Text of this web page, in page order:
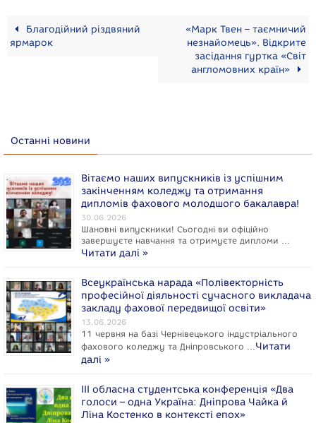
Благодійний різдвяний
ярмарок
«Марк Твен – таємничий
незнайомець». Відкрите
засідання гуртка «Світ
англомовних країн»
Останні новини
Вітаємо наших випускників із успішним
закінченням коледжу та отримання
дипломів фахового молодшого бакалавра!
30.06.2026
Шановні випускники! Сьогодні ви офіційно
завершуєте навчання та отримуєте дипломи …
Читати далі »
Всеукраїнська нарада «Полівекторність
професійної діяльності сучасного викладача
закладу фахової передвищої освіти»
13.06.2026
11 червня на базі Чернівецького індустріального
фахового коледжу та Дніпровського …Читати
далі »
ІІІ обласна студентська конференція «Два
голоси – одна Україна: Дніпрова Чайка й
Ліна Костенко в контексті епох»